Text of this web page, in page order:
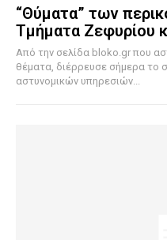
“Θύματα” των
Τμήματα Ζεφυρίου
Από την σελίδα bloko.gr που
θέματα, διέρρευσε σήμερα το
αστυνομικών υπηρεσιών...